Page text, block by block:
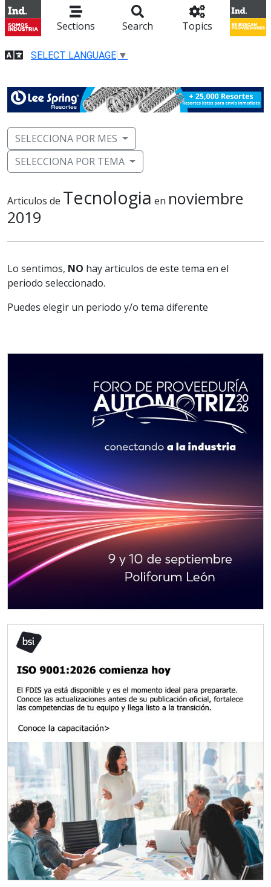
Sections Search Topics
SELECT LANGUAGE ▼
SELECCIONA POR MES
SELECCIONA POR TEMA
Articulos de Tecnologia en noviembre
2019
Lo sentimos, NO hay articulos de este tema en el
periodo seleccionado.
Puedes elegir un periodo y/o tema diferente